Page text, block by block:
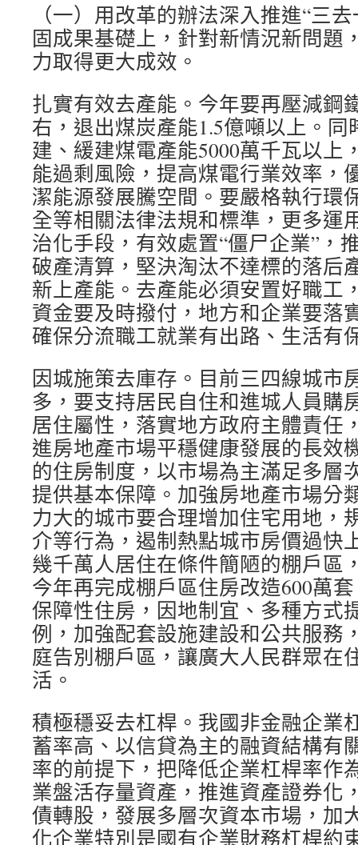
（一）用改革的辦法深入推進“三
固成果基礎上，針對新情況新問題
力取得更大成效。
扎實有效去產能。今年要再壓減鋼
右，退出煤炭產能1.5億噸以上。同
建、緩建煤電產能5000萬千瓦以上
能過剩風險，提高煤電行業效率，
潔能源發展騰空間。要嚴格執行環
全等相關法律法規和標準，更多運
治化手段，有效處置“僵尸企業”，
破產清算，堅決淘汰不達標的落后
新上產能。去產能必須安置好職工
資金要及時撥付，地方和企業要落
確保分流職工就業有出路、生活有
因城施策去庫存。目前三四線城市
多，要支持居民自住和進城人員購
居住屬性，落實地方政府主體責任
進房地產市場平穩健康發展的長效
的住房制度，以市場為主滿足多層
提供基本保障。加強房地產市場分
力大的城市要合理增加住宅用地，
介等行為，遏制熱點城市房價過快
幾千萬人居住在條件簡陋的棚戶區
今年再完成棚戶區住房改造600萬
保障性住房，因地制宜、多種方式
例，加強配套設施建設和公共服務
庭告別棚戶區，讓廣大人民群眾在
活。
積極穩妥去杠桿。我國非金融企業
蓄率高、以信貸為主的融資結構有
率的前提下，把降低企業杠桿率作
業盤活存量資產，推進資產證券化
債轉股，發展多層次資本市場，加
化企業特別是國有企業財務杠桿約